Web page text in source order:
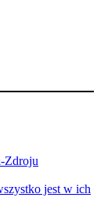
Zdroju
jest w ich